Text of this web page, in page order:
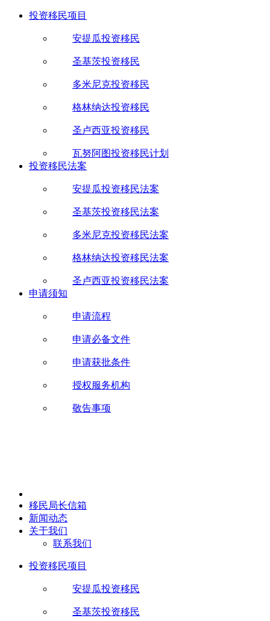
投资移民项目
安提瓜投资移民
圣基茨投资移民
多米尼克投资移民
格林纳达投资移民
圣卢西亚投资移民
瓦努阿图投资移民计划
投资移民法案
安提瓜投资移民法案
圣基茨投资移民法案
多米尼克投资移民法案
格林纳达投资移民法案
圣卢西亚投资移民法案
申请须知
申请流程
申请必备文件
申请获批条件
授权服务机构
敬告事项
移民局长信箱
新闻动态
关于我们
联系我们
投资移民项目
安提瓜投资移民
圣基茨投资移民